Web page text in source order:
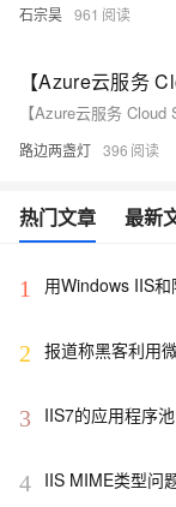
石宗昊 961
路边两盏灯 396
热门文章 最新
1 用Windows IIS
2 报道称黑客利用
3 IIS7的应用程序池
4 IIS MIME类型问